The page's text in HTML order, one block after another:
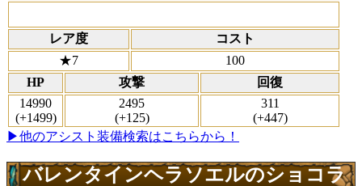
レア度
コスト
★7
100
HP
攻撃
回復
14990
(+1499)
2495
(+125)
311
(+447)
▶他のアシスト装備検索はこちらから！
バレンタインヘラソエルのショコラ